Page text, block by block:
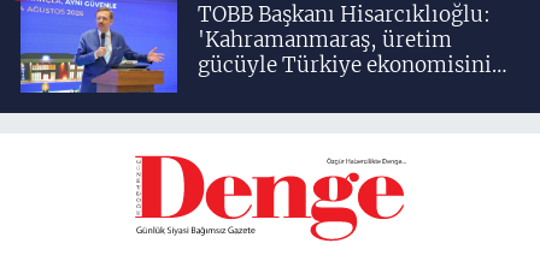
TOBB Başkanı Hisarcıklıoğlu:
'Kahramanmaraş, üretim
gücüyle Türkiye ekonomisinin
birisidir'